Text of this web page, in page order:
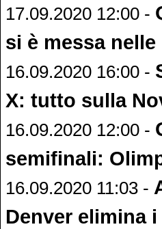
17.09.2020 12:00 -
si è messa
16.09.2020 16:00 -
X: tutto sulla
16.09.2020 12:00 -
semifinali:
16.09.2020 11:03 -
Denver elimina